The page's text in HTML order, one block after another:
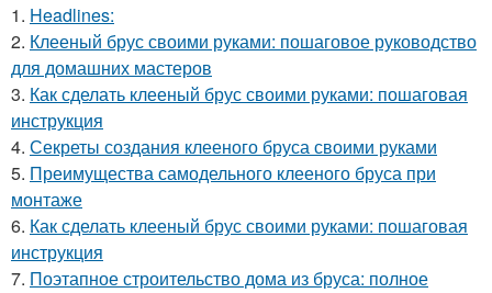
1. Headlines:
2. Клееный брус своими руками: пошаговое руководство
для домашних мастеров
3. Как сделать клееный брус своими руками: пошаговая
инструкция
4. Секреты создания клееного бруса своими руками
5. Преимущества самодельного клееного бруса при
монтаже
6. Как сделать клееный брус своими руками: пошаговая
инструкция
7. Поэтапное строительство дома из бруса: полное